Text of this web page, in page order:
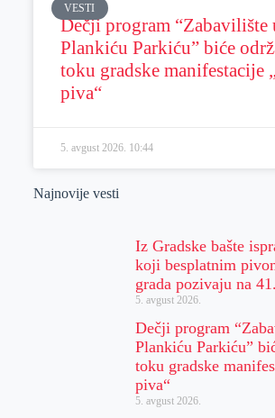
VESTI
Dečji program “Zabavilište
Plankiću Parkiću” biće
toku gradske manifestacije
piva“
5. avgust 2026. 10:44
Najnovije vesti
Iz Gradske bašte
koji besplatnim
grada pozivaju na
5. avgust 2026.
Dečji program
Plankiću Parkiću”
toku gradske
piva“
5. avgust 2026.